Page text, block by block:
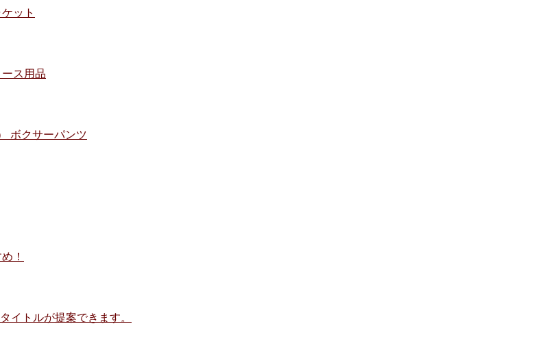
ット
ース用品
ボクサーパンツ
！
イトルが提案できます。